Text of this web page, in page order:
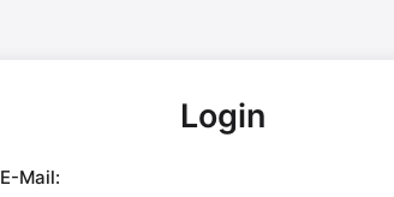
Login
E-Mail: